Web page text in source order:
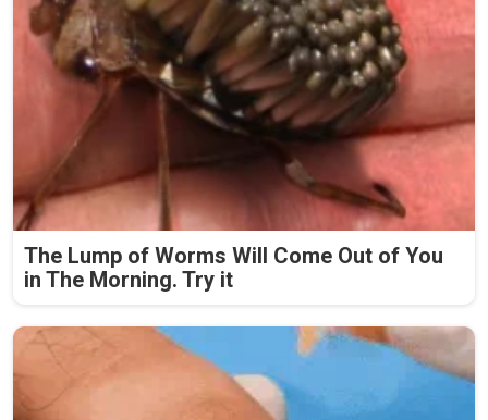
The Lump of Worms Will Come Out of You
in The Morning. Try it